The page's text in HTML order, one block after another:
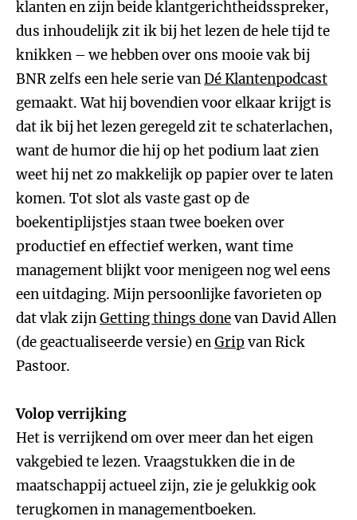
klanten en zijn beide klantgerichtheidsspreker,
dus inhoudelijk zit ik bij het lezen de hele tijd te
knikken – we hebben over ons mooie vak bij
BNR zelfs een hele serie vanDé Klantenpodcast
gemaakt. Wat hij bovendien voor elkaar krijgt is
dat ik bij het lezen geregeld zit te schaterlachen,
want de humor die hij op het podium laat zien
weet hij net zo makkelijk op papier over te laten
komen. Tot slot als vaste gast op de
boekentiplijstjes staan twee boeken over
productief en effectief werken, want time
management blijkt voor menigeen nog wel eens
een uitdaging. Mijn persoonlijke favorieten op
dat vlak zijnGetting things donevan David Allen
(de geactualiseerde versie) enGrip van Rick
Pastoor.
Volop verrijking
Het is verrijkend om over meer dan het eigen
vakgebied te lezen. Vraagstukken die in de
maatschappij actueel zijn, zie je gelukkig ook
terugkomen in managementboeken.